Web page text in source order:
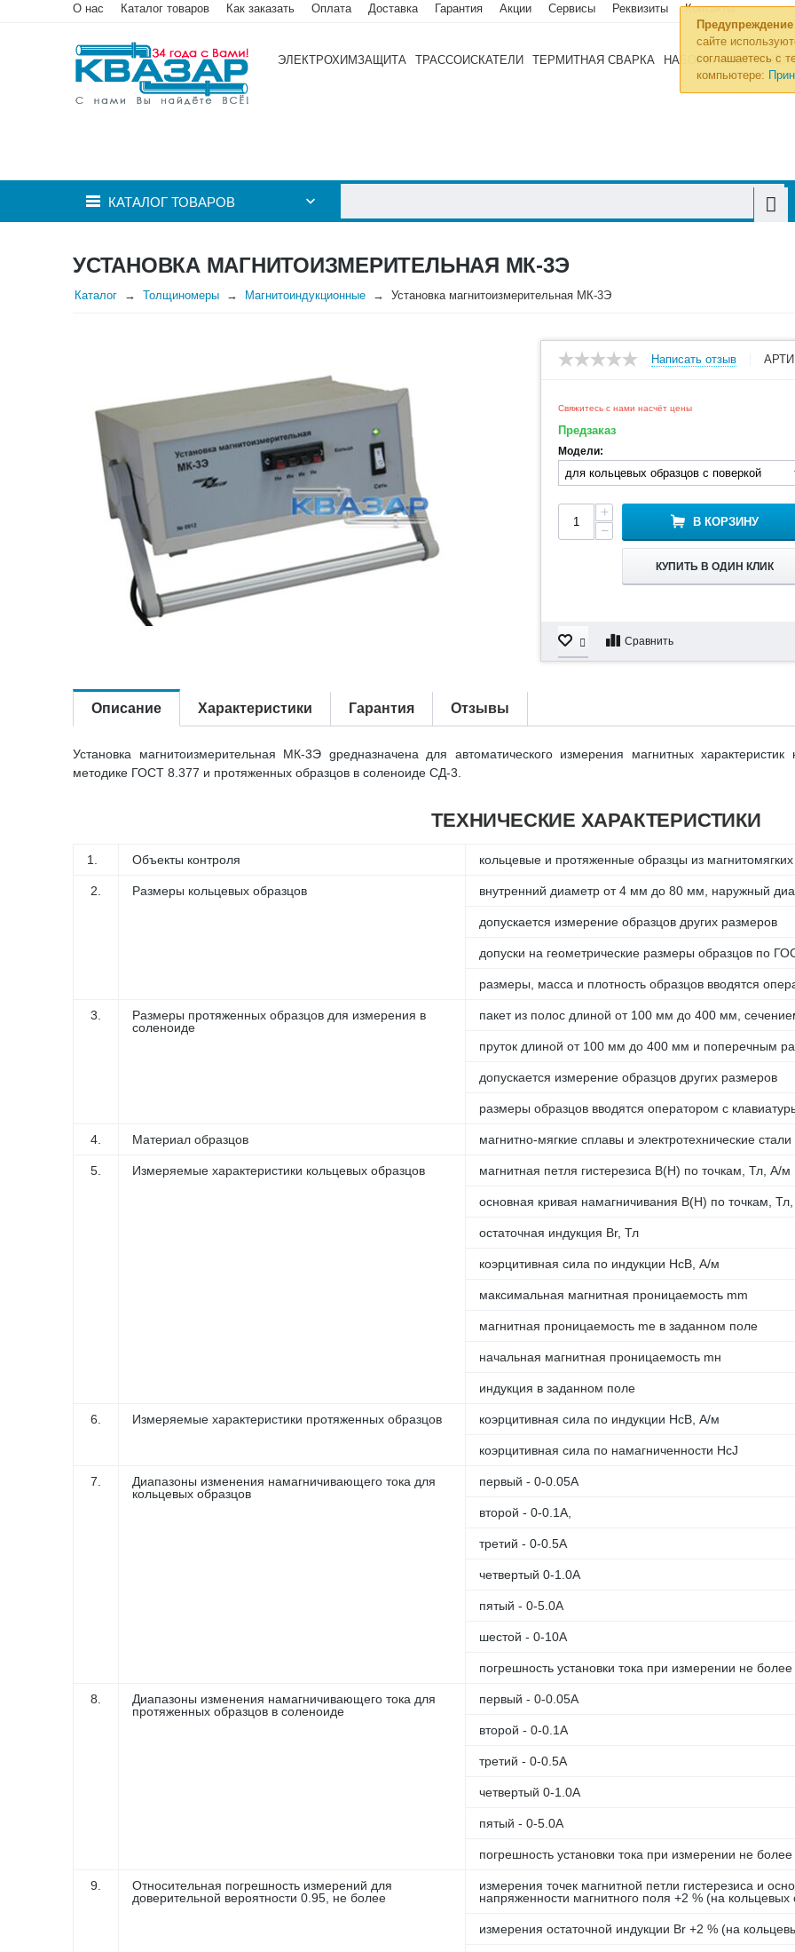
Предупреждение
сайте
соглашаетесь с
компьютере:
О нас Каталог товаров Как заказать Оплата Доставка Гарантия Акции Сервисы Реквизиты Контакты
ЭЛЕКТРОХИМЗАЩИТА ТРАССОИСКАТЕЛИ ТЕРМИТНАЯ СВАРКА НАБОРЫ
КАТАЛОГ ТОВАРОВ
УСТАНОВКА МАГНИТОИЗМЕРИТЕЛЬНАЯ МК-3Э
Каталог Толщиномеры Магнитоиндукционные Установка магнитоизмерительная МК-3Э
Написать отзыв
Свяжитесь с нами насчёт цены
Предзаказ
Модели:
+
−
В КОРЗИНУ
КУПИТЬ В ОДИН КЛИК
Сравнить
Описание Характеристики Гарантия Отзывы
Установка магнитоизмерительная МК-3Э gредназначена для автоматического измерения магнитных
методике ГОСТ 8.377 и протяженных образцов в соленоиде СД-3.
ТЕХНИЧЕСКИЕ ХАРАКТЕРИСТИКИ
1. Объекты контроля кольцевые и протяженные образцы из
2. Размеры кольцевых образцов внутренний диаметр от 4 мм до 80 мм, наружный
допускается измерение образцов других размеров
допуски на геометрические размеры образцов по
размеры, масса и плотность образцов вводятся
3.
Размеры протяженных образцов для измерения в
соленоиде
пакет из полос длиной от 100 мм до 400 мм,
пруток длиной от 100 мм до 400 мм и поперечным
допускается измерение образцов других размеров
размеры образцов вводятся оператором с
4. Материал образцов магнитно-мягкие сплавы и электротехнические стали
5. Измеряемые характеристики кольцевых образцов магнитная петля гистерезиса B(H) по точкам, Тл, А/м
основная кривая намагничивания B(H) по точкам,
остаточная индукция Br, Тл
коэрцитивная сила по индукции HcB, А/м
максимальная магнитная проницаемость mm
магнитная проницаемость me в заданном поле
начальная магнитная проницаемость mн
индукция в заданном поле
6. Измеряемые характеристики протяженных образцов коэрцитивная сила по индукции HcB, А/м
коэрцитивная сила по намагниченности HcJ
7.
Диапазоны изменения намагничивающего тока для
кольцевых образцов
первый - 0-0.05А
второй - 0-0.1А,
третий - 0-0.5А
четвертый 0-1.0А
пятый - 0-5.0А
шестой - 0-10А
погрешность установки тока при измерении не
8.
Диапазоны изменения намагничивающего тока для
протяженных образцов в соленоиде
первый - 0-0.05А
второй - 0-0.1А
третий - 0-0.5А
четвертый 0-1.0А
пятый - 0-5.0А
погрешность установки тока при измерении не
9.
Относительная погрешность измерений для
доверительной вероятности 0.95, не более
измерения точек магнитной петли гистерезиса и
напряженности магнитного поля +2 % (на кольцевых
измерения остаточной индукции Br +2 % (на